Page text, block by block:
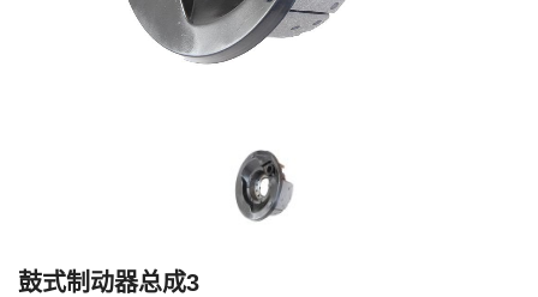
鼓式制动器总成3